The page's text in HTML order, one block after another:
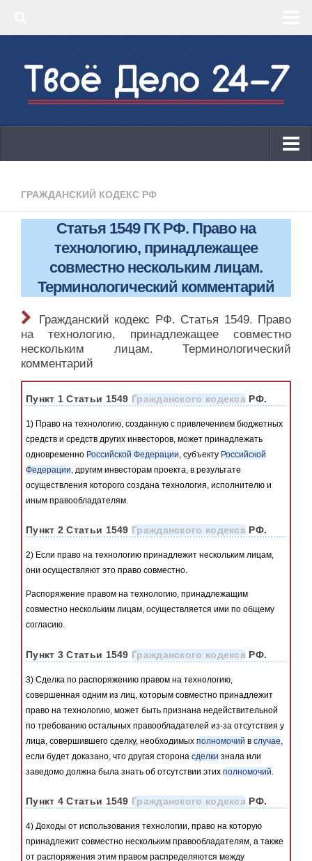
‣ КБК 2019
КБК 2019
ОКВЭД 2019
Законодательство
ГРАЖДАНСКИЙ КОДЕКС РФ
Статья 1549 ГК РФ. Право на
технологию, принадлежащее
совместно нескольким лицам.
Терминологический комментарий
Гражданский кодекс РФ. Статья 1549. Право
на технологию, принадлежащее совместно
нескольким лицам. Терминологический
комментарий
Пункт 1 Статьи 1549Гражданского кодекса РФ.
1) Право на технологию, созданную с привлечением бюджетных
средств и средств других инвесторов, может принадлежать
одновременно Российской Федерации, субъекту Российской
Федерации, другим инвесторам проекта, в результате
осуществления которого создана технология, исполнителю и
иным правообладателям.
Пункт 2 Статьи 1549Гражданского кодекса РФ.
2) Если право на технологию принадлежит нескольким лицам,
они осуществляют это право совместно.
Распоряжение правом на технологию, принадлежащим
совместно нескольким лицам, осуществляется ими по общему
согласию.
Пункт 3 Статьи 1549Гражданского кодекса РФ.
3) Сделка по распоряжению правом на технологию,
совершенная одним из лиц, которым совместно принадлежит
право на технологию, может быть признана недействительной
по требованию остальных правообладателей из-за отсутствия у
лица, совершившего сделку, необходимых полномочий в случае
если будет доказано, что другая сторона сделки знала или
заведомо должна была знать об отсутствии этих полномочий
Пункт 4 Статьи 1549Гражданского кодекса РФ.
4) Доходы от использования технологии, право на которую
принадлежит совместно нескольким правообладателям, а также
от распоряжения этим правом распределяются между